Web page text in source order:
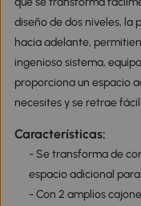
diseño de dos niveles, la
hacia adelante,
ingenioso sistema,
proporciona un espacio
necesites y se retrae
Características:
- Se transforma de
espacio adicional
- Con 2 amplios